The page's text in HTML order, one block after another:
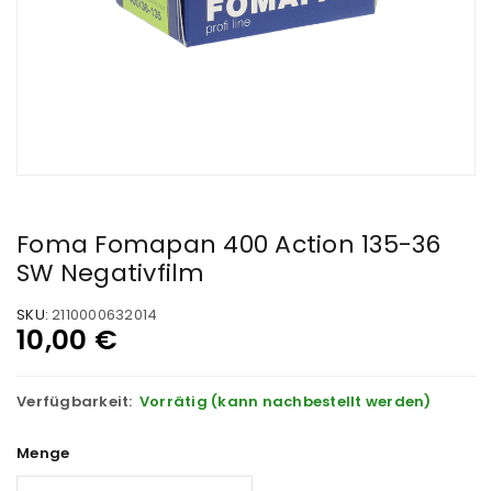
Foma Fomapan 400 Action 135-36
SW Negativfilm
SKU: 2110000632014
10,00 €
Verfügbarkeit: Vorrätig (kann nachbestellt werden)
Menge